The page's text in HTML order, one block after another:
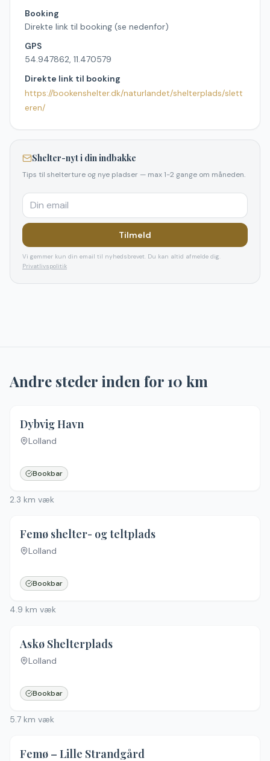
Booking
Direkte link til booking (se nedenfor)
GPS
54.947862, 11.470579
Direkte link til booking
https://bookenshelter.dk/naturlandet/shelterplads/slett
eren/
Shelter-nyt i din indbakke
Tips til shelterture og nye pladser — max 1-2 gange om måneden.
Tilmeld
Vi gemmer kun din email til nyhedsbrevet. Du kan altid afmelde dig.
Privatlivspolitik
Andre steder inden for10 km
Dybvig Havn
Lolland
Bookbar
2.3 km væk
Femø shelter- og teltplads
Lolland
Bookbar
4.9 km væk
Askø Shelterplads
Lolland
Bookbar
5.7 km væk
Femø – Lille Strandgård